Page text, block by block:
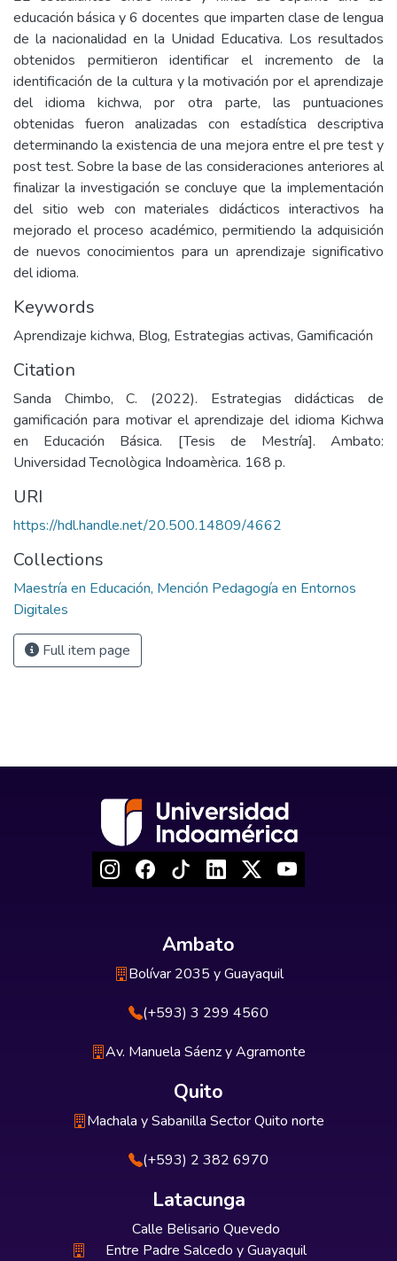
educación básica y 6 docentes que imparten clase de lengua
de la nacionalidad en la Unidad Educativa. Los resultados
obtenidos permitieron identificar el incremento de la
identificación de la cultura y la motivación por el aprendizaje
del idioma kichwa, por otra parte, las puntuaciones
obtenidas fueron analizadas con estadística descriptiva
determinando la existencia de una mejora entre el pre test y
post test. Sobre la base de las consideraciones anteriores al
finalizar la investigación se concluye que la implementación
del sitio web con materiales didácticos interactivos ha
mejorado el proceso académico, permitiendo la adquisición
de nuevos conocimientos para un aprendizaje significativo
del idioma.
Keywords
Aprendizaje kichwa, Blog, Estrategias activas, Gamificación
Citation
Sanda Chimbo, C. (2022). Estrategias didácticas de
gamificación para motivar el aprendizaje del idioma Kichwa
en Educación Básica. [Tesis de Mestría]. Ambato:
Universidad Tecnològica Indoamèrica. 168 p.
URI
https://hdl.handle.net/20.500.14809/4662
Collections
Maestría en Educación, Mención Pedagogía en Entornos
Digitales
Full item page
Ambato
Bolívar 2035 y Guayaquil
(+593) 3 299 4560
Av. Manuela Sáenz y Agramonte
Quito
Machala y Sabanilla Sector Quito norte
(+593) 2 382 6970
Latacunga
Calle Belisario Quevedo
Entre Padre Salcedo y Guayaquil